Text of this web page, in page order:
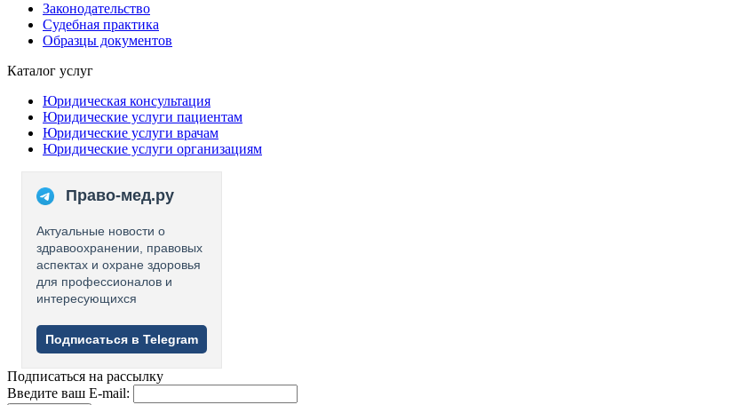
Законодательство
Судебная практика
Образцы документов
Каталог услуг
Юридическая консультация
Юридические услуги пациентам
Юридические услуги врачам
Юридические услуги организациям
Право-мед.ру
Актуальные новости о
здравоохранении, правовых
аспектах и охране здоровья
для профессионалов и
интересующихся
Подписаться в Telegram
Подписаться на рассылку
Введите ваш E-mail: